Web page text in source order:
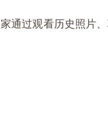
通过观看历史照片